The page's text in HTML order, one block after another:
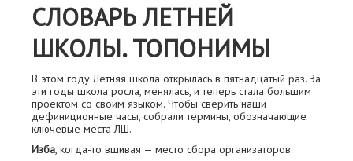
СЛОВАРЬ ЛЕТНЕЙ
ШКОЛЫ. ТОПОНИМЫ
В этом году Летняя школа открылась в пятнадцатый раз. За
эти годы школа росла, менялась, и теперь стала большим
проектом со своим языком. Чтобы сверить наши
дефиниционные часы, собрали термины, обозначающие
ключевые места ЛШ.
Изба, когда-то вшивая — место сбора организаторов.